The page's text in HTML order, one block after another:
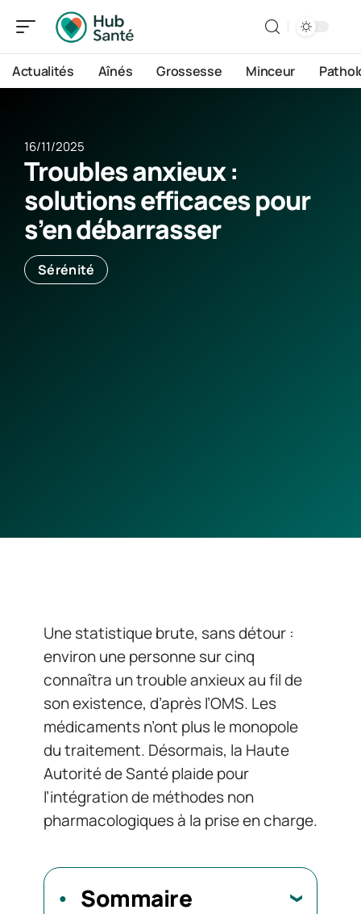
Actualités Aînés Grossesse Minceur
16/11/2025
Troubles anxieux :
solutions efficaces pour
s’en débarrasser
Sérénité
Une statistique brute, sans détour :
environ une personne sur cinq
connaîtra un trouble anxieux au fil de
son existence, d’après l’OMS. Les
médicaments n’ont plus le monopole
du traitement. Désormais, la Haute
Autorité de Santé plaide pour
l’intégration de méthodes non
pharmacologiques à la prise en charge.
Sommaire